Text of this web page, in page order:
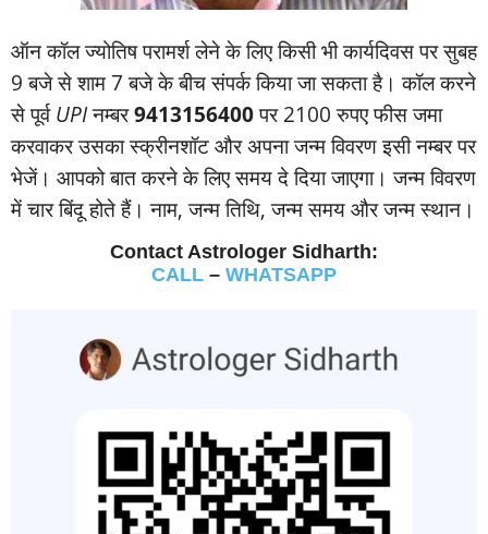
ऑन कॉल ज्‍योतिष परामर्श लेने के लिए किसी भी कार्यदिवस पर सुबह
9 बजे से शाम 7 बजे के बीच संपर्क किया जा सकता है। कॉल करने
से पूर्वUPIनम्‍बर9413156400पर 2100 रुपए फीस जमा
करवाकर उसका स्‍क्रीनशॉट और अपना जन्‍म विवरण इसी नम्‍बर पर
भेजें। आपको बात करने के लिए समय दे दिया जाएगा। जन्‍म विवरण
में चार बिंदू होते हैं। नाम, जन्‍म तिथि, जन्‍म समय और जन्‍म स्‍थान।
Contact Astrologer Sidharth:
CALL – WHATSAPP